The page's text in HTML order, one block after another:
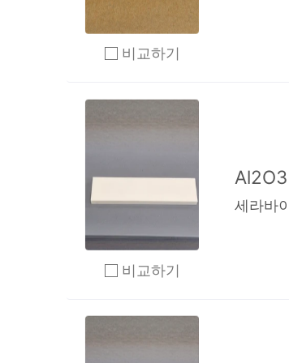
2개 이상 체크 후 비교하기
비교하기
2개 이상 체크 후 비교하기
비교하기
세라바